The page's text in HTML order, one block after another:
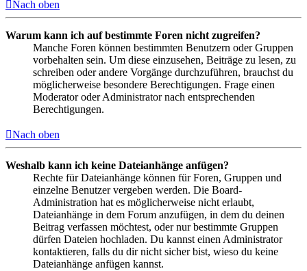
Nach oben
Warum kann ich auf bestimmte Foren nicht zugreifen?
Manche Foren können bestimmten Benutzern oder Gruppen
vorbehalten sein. Um diese einzusehen, Beiträge zu lesen, zu
schreiben oder andere Vorgänge durchzuführen, brauchst du
möglicherweise besondere Berechtigungen. Frage einen
Moderator oder Administrator nach entsprechenden
Berechtigungen.
Nach oben
Weshalb kann ich keine Dateianhänge anfügen?
Rechte für Dateianhänge können für Foren, Gruppen und
einzelne Benutzer vergeben werden. Die Board-
Administration hat es möglicherweise nicht erlaubt,
Dateianhänge in dem Forum anzufügen, in dem du deinen
Beitrag verfassen möchtest, oder nur bestimmte Gruppen
dürfen Dateien hochladen. Du kannst einen Administrator
kontaktieren, falls du dir nicht sicher bist, wieso du keine
Dateianhänge anfügen kannst.